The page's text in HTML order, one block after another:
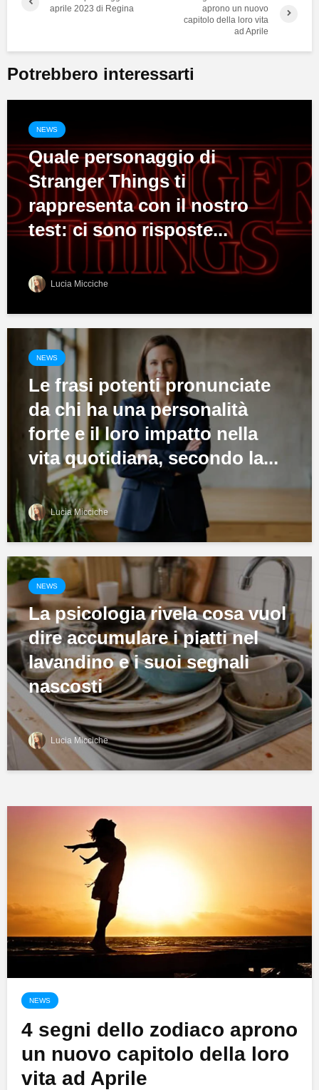
aprile 2023 di Regina
aprono un nuovo
capitolo della loro vita
ad Aprile
Potrebbero interessarti
NEWS
Quale personaggio di
Stranger Things ti
rappresenta con il nostro
test: ci sono risposte...
Lucia Micciche
NEWS
Le frasi potenti pronunciate
da chi ha una personalità
forte e il loro impatto nella
vita quotidiana, secondo la...
Lucia Micciche
NEWS
La psicologia rivela cosa vuol
dire accumulare i piatti nel
lavandino e i suoi segnali
nascosti
Lucia Micciche
NEWS
4 segni dello zodiaco aprono
un nuovo capitolo della loro
vita ad Aprile